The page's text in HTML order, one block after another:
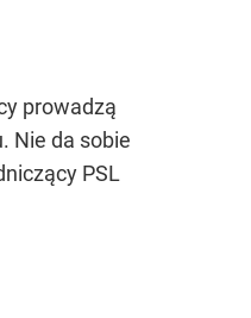
prowadzą
Nie da sobie
PSL